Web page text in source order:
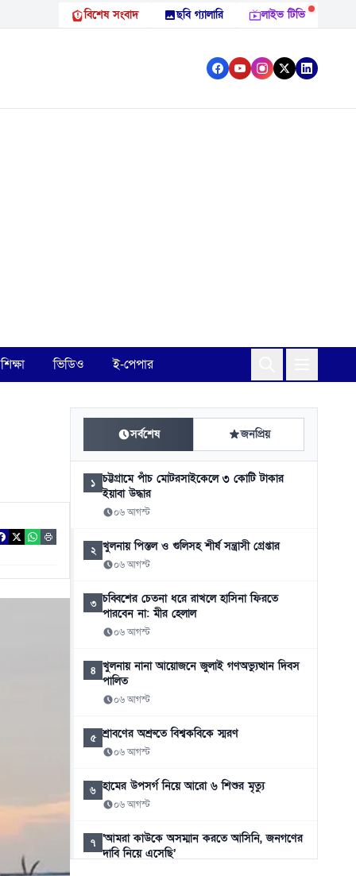
বিশেষ সংবাদ ছবি গ্যালারি লাইভ টিভি
শিক্ষা ভিডিও ই-পেপার
সর্বশেষ জনপ্রিয়
১ চট্টগ্রামে পাঁচ মোটরসাইকেলে ৩ কোটি টাকার
ইয়াবা উদ্ধার
০৬ আগস্ট
২ খুলনায় পিস্তল ও গুলিসহ শীর্ষ সন্ত্রাসী গ্রেপ্তার
০৬ আগস্ট
৩ চব্বিশের চেতনা ধরে রাখলে হাসিনা ফিরতে
পারবেন না: মীর হেলাল
০৬ আগস্ট
৪ খুলনায় নানা আয়োজনে জুলাই গণঅভ্যুত্থান দিবস
পালিত
০৬ আগস্ট
৫ শ্রাবণের অশ্রুতে বিশ্বকবিকে স্মরণ
০৬ আগস্ট
৬ হামের উপসর্গ নিয়ে আরো ৬ শিশুর মৃত্যু
০৬ আগস্ট
৭ ‘আমরা কাউকে অসম্মান করতে আসিনি, জনগণের
দাবি নিয়ে এসেছি’